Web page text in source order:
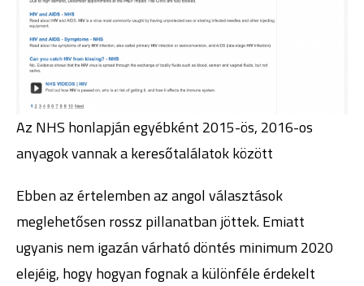
Az NHS honlapján egyébként 2015-ös, 2016-os
anyagok vannak a keresőtalálatok között
Ebben az értelemben az angol választások
meglehetősen rossz pillanatban jöttek. Emiatt
ugyanis nem igazán várható döntés minimum 2020
elejéig, hogy hogyan fognak a különféle érdekelt